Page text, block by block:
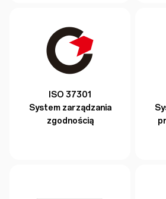
ISO 37301
System zarządzania
zgodnością